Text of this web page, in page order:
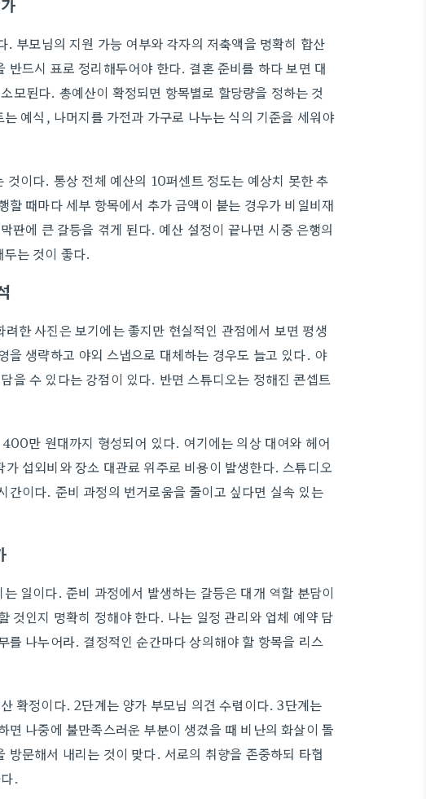
부모님의 지원 가능 여부와 각자의 저축액을 명확히 합산
드시 표로 정리해두어야 한다. 결혼 준비를 하다 보면 대
모된다. 총예산이 확정되면 항목별로 할당량을 정하는 것
예식, 나머지를 가전과 가구로 나누는 식의 기준을 세워야
이다. 통상 전체 예산의 10퍼센트 정도는 예상치 못한 추
때마다 세부 항목에서 추가 금액이 붙는 경우가 비일비재
판에 큰 갈등을 겪게 된다. 예산 설정이 끝나면 시중 은행의
는 것이 좋다.
한 사진은 보기에는 좋지만 현실적인 관점에서 보면 평생
생략하고 야외 스냅으로 대체하는 경우도 늘고 있다. 야
을 수 있다는 강점이 있다. 반면 스튜디오는 정해진 콘셉트
만 원대까지 형성되어 있다. 여기에는 의상 대여와 헤어
섭외비와 장소 대관료 위주로 비용이 발생한다. 스튜디오
이다. 준비 과정의 번거로움을 줄이고 싶다면 실속 있는
일이다. 준비 과정에서 발생하는 갈등은 대개 역할 분담이
것인지 명확히 정해야 한다. 나는 일정 관리와 업체 예약 담
나누어라. 결정적인 순간마다 상의해야 할 항목을 리스
확정이다. 2단계는 양가 부모님 의견 수렴이다. 3단계는
나중에 불만족스러운 부분이 생겼을 때 비난의 화살이 돌
문해서 내리는 것이 맞다. 서로의 취향을 존중하되 타협
.